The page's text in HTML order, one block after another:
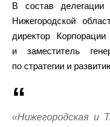
В состав делегации
Нижегородской
директор
и заместитель
по стратегии и
«Нижегородская и